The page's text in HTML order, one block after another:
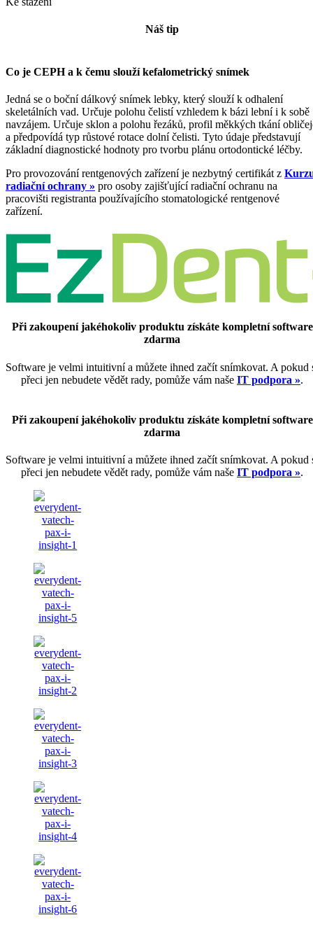
Náš tip
Co je CEPH a k čemu slouží kefalometrický snímek
Jedná se o boční dálkový snímek lebky, který slouží k odhalení
skeletálních vad. Určuje polohu čelistí vzhledem k bázi lební i k sobě
navzájem. Určuje sklon a polohu řezáků, profil měkkých tkání
a předpovídá typ růstové rotace dolní čelisti. Tyto údaje představují
základní diagnostické hodnoty pro tvorbu plánu ortodontické léčby.
Pro provozování rentgenových zařízení je nezbytný certifikát z
radiační ochrany » pro osoby zajišťující radiační ochranu na
pracovišti registranta používajícího stomatologické rentgenové
zařízení.
Při zakoupení jakéhokoliv produktu získáte kompletní software
zdarma
Software je velmi intuitivní a můžete ihned začít snímkovat. A pokud
přeci jen nebudete vědět rady, pomůže vám naše IT podpora ».
Při zakoupení jakéhokoliv produktu získáte kompletní software
zdarma
Software je velmi intuitivní a můžete ihned začít snímkovat. A pokud
přeci jen nebudete vědět rady, pomůže vám naše IT podpora ».